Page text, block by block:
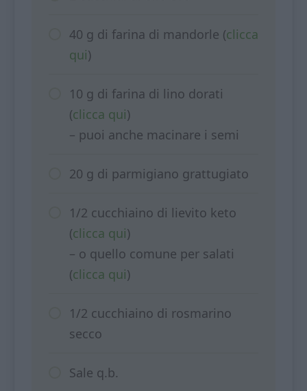
40 g di farina di mandorle (clicca
qui)
10 g di farina di lino dorati
(clicca qui)
– puoi anche macinare i semi
20 g di parmigiano grattugiato
1/2 cucchiaino di lievito keto
(clicca qui)
– o quello comune per salati
(clicca qui)
1/2 cucchiaino di rosmarino
secco
Sale q.b.